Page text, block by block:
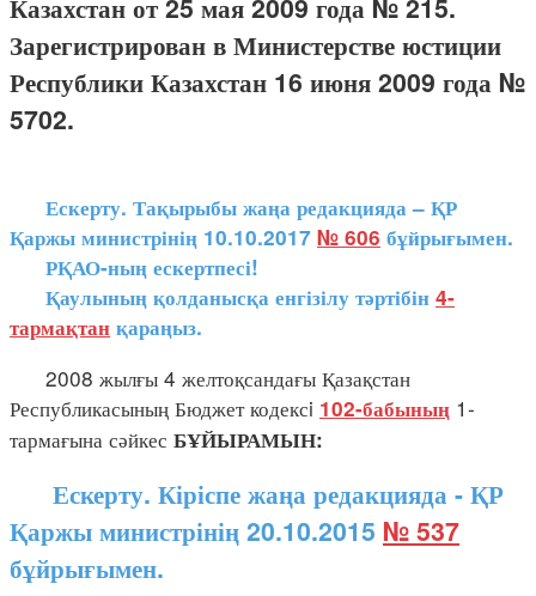
Казахстан от 25 мая 2009 года № 215.
Зарегистрирован в Министерстве юстиции
Республики Казахстан 16 июня 2009 года №
5702.
Ескерту. Тақырыбы жаңа редакцияда – ҚР
Қаржы министрінің 10.10.2017 № 606 бұйрығымен.
РҚАО-ның ескертпесі!
Қаулының қолданысқа енгізілу тәртібін 4-
тармақтан қараңыз.
2008 жылғы 4 желтоқсандағы Қазақстан
Республикасының Бюджет кодексi 102-бабының 1-
тармағына сәйкес БҰЙЫРАМЫН:
Ескерту. Кіріспе жаңа редакцияда - ҚР
Қаржы министрінің 20.10.2015 № 537
бұйрығымен.